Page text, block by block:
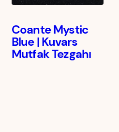
Coante Mystic
Blue | Kuvars
Mutfak Tezgahı